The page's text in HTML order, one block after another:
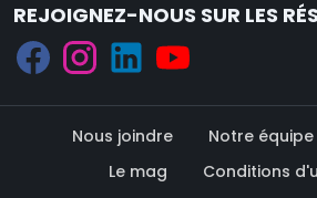
REJOIGNEZ-NOUS SUR LES
Nous joindre Notre équipe
Le mag
Conditions